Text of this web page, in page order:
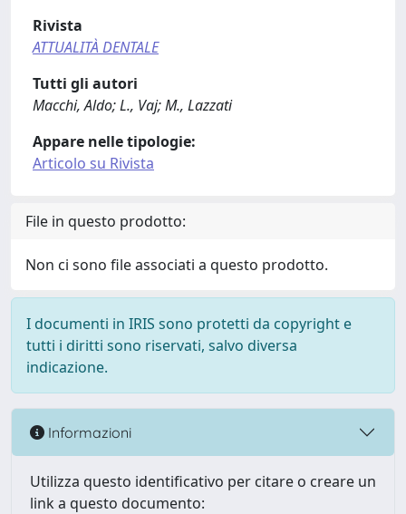
Rivista
ATTUALITÀ DENTALE
Tutti gli autori
Macchi, Aldo; L., Vaj; M., Lazzati
Appare nelle tipologie:
Articolo su Rivista
File in questo prodotto:
Non ci sono file associati a questo prodotto.
I documenti in IRIS sono protetti da copyright e
tutti i diritti sono riservati, salvo diversa
indicazione.
Informazioni
Utilizza questo identificativo per citare o creare un
link a questo documento: